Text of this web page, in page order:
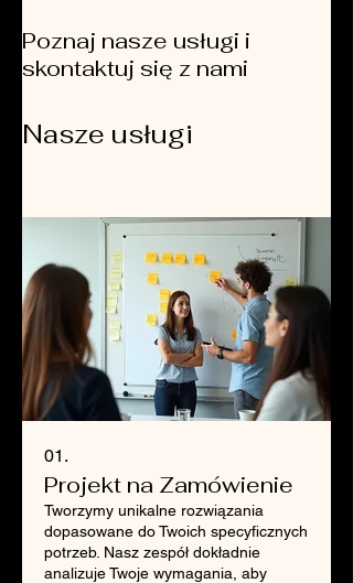
Poznaj nasze usługi i
skontaktuj się z nami
Nasze usługi
01.
Projekt na Zamówienie
Tworzymy unikalne rozwiązania
dopasowane do Twoich specyficznych
potrzeb. Nasz zespół dokładnie
analizuje Twoje wymagania, aby